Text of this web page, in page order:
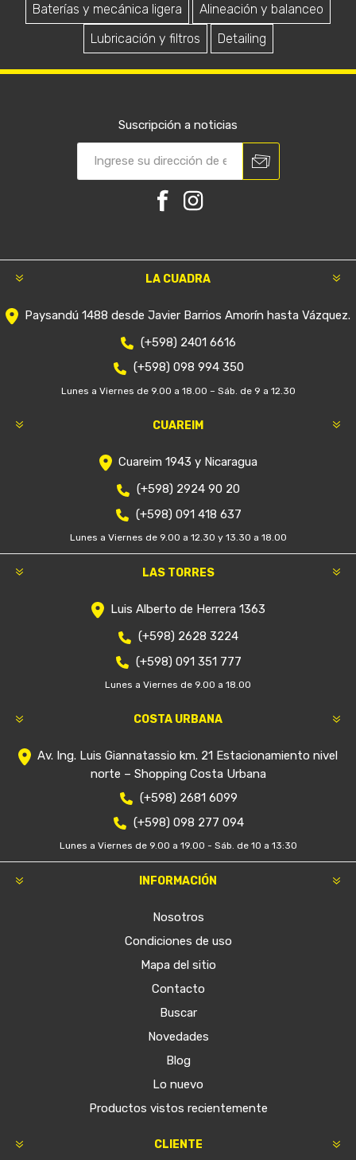
Baterías y mecánica ligera
Alineación y balanceo
Lubricación y filtros
Detailing
Suscripción a noticias
LA CUADRA
Paysandú 1488 desde Javier Barrios Amorín hasta Vázquez.
(+598) 2401 6616
(+598) 098 994 350
Lunes a Viernes de 9.00 a 18.00 – Sáb. de 9 a 12.30
CUAREIM
Cuareim 1943 y Nicaragua
(+598) 2924 90 20
(+598) 091 418 637
Lunes a Viernes de 9.00 a 12.30 y 13.30 a 18.00
LAS TORRES
Luis Alberto de Herrera 1363
(+598) 2628 3224
(+598) 091 351 777
Lunes a Viernes de 9.00 a 18.00
COSTA URBANA
Av. Ing. Luis Giannatassio km. 21 Estacionamiento nivel
norte – Shopping Costa Urbana
(+598) 2681 6099
(+598) 098 277 094
Lunes a Viernes de 9.00 a 19.00 - Sáb. de 10 a 13:30
INFORMACIÓN
Nosotros
Condiciones de uso
Mapa del sitio
Contacto
Buscar
Novedades
Blog
Lo nuevo
Productos vistos recientemente
CLIENTE